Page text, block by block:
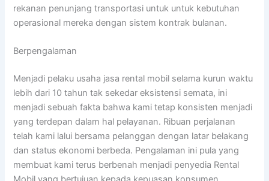
rekanan penunjang transportasi untuk untuk kebutuhan
operasional mereka dengan sistem kontrak bulanan.
Berpengalaman
Menjadi pelaku usaha jasa rental mobil selama kurun waktu
lebih dari 10 tahun tak sekedar eksistensi semata, ini
menjadi sebuah fakta bahwa kami tetap konsisten menjadi
yang terdepan dalam hal pelayanan. Ribuan perjalanan
telah kami lalui bersama pelanggan dengan latar belakang
dan status ekonomi berbeda. Pengalaman ini pula yang
membuat kami terus berbenah menjadi penyedia Rental